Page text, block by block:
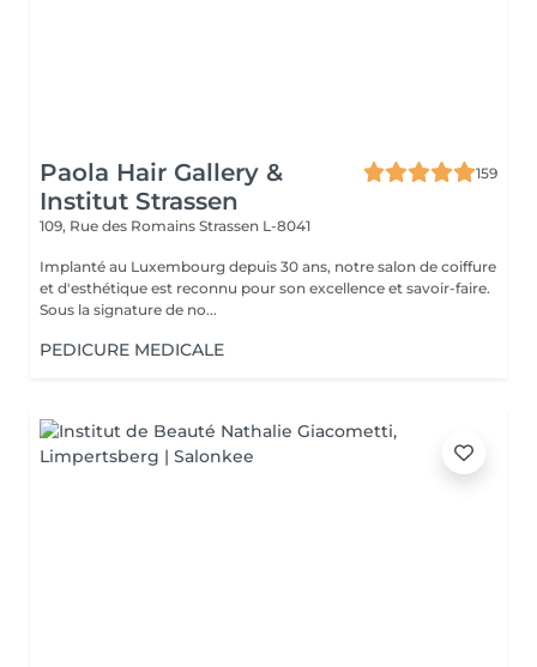
Paola Hair Gallery &
Institut Strassen
159
109, Rue des Romains Strassen L-8041
Implanté au Luxembourg depuis 30 ans, notre salon de coiffure
et d'esthétique est reconnu pour son excellence et savoir-faire.
Sous la signature de no...
PEDICURE MEDICALE